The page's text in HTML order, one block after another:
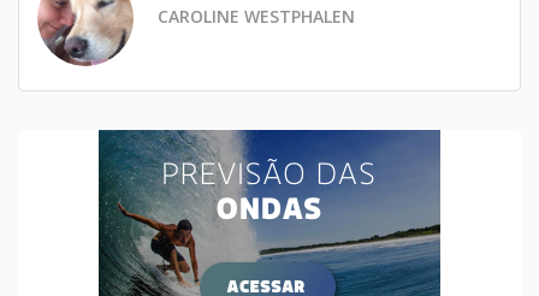
CAROLINE WESTPHALEN